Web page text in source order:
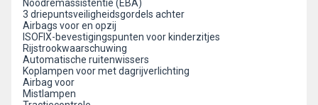
Noodremassistentie (EBA)
3 driepuntsveiligheidsgordels achter
Airbags voor en opzij
ISOFIX-bevestigingspunten voor kinderzitjes
Rijstrookwaarschuwing
Automatische ruitenwissers
Koplampen voor met dagrijverlichting
Airbag voor
Mistlampen